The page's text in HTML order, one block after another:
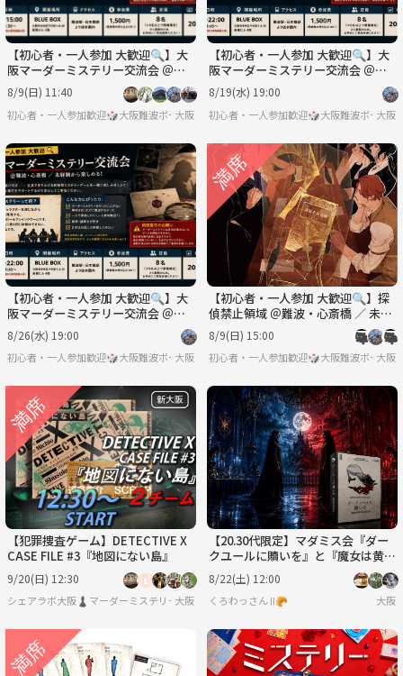
【初心者・一人参加 大歓迎🔍】大
阪マーダーミステリー交流会 ＠難
波・心斎橋 ／ 未経験から楽しめ
る！
8/9(日) 11:40
初心者・一人参加歓迎🎲大阪難波ボードゲーム交流会
大阪
【初心者・一人参加 大歓迎🔍】大
阪マーダーミステリー交流会 ＠難
波・心斎橋 ／ 未経験から楽しめ
る！
8/19(水) 19:00
初心者・一人参加歓迎🎲大阪難波ボードゲ
大阪
【初心者・一人参加 大歓迎🔍】大
阪マーダーミステリー交流会 ＠難
波・心斎橋 ／ 未経験から楽しめ
る！
8/26(水) 19:00
初心者・一人参加歓迎🎲大阪難波ボードゲーム交流会
大阪
【初心者・一人参加 大歓迎🔍】探
偵禁止領域 ＠難波・心斎橋 ／ 未経
験から楽しめる！
8/9(日) 15:00
初心者・一人参加歓迎🎲大阪難波ボードゲ
大阪
【犯罪捜査ゲーム】DETECTIVE X
CASE FILE #3『地図にない島』
9/20(日) 12:30
シェアラボ大阪♟️マーダーミステリー/ボードゲーム/友達作り
大阪
【20.30代限定】マダミス会『ダー
クユールに贖いを』と『魔女は黄昏
の鐘に消える』
8/22(土) 12:00
くろわっさん Ⅱ🥐 大阪